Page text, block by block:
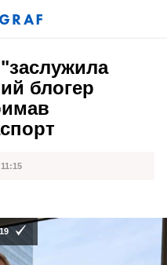
блогер